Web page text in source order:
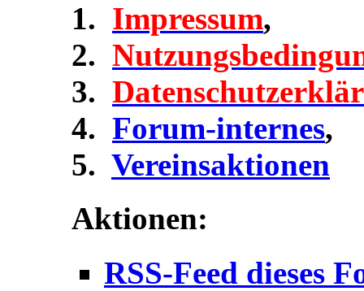
Impressum,
Forum-internes,
Vereinsaktionen
Aktionen:
RSS-Feed dieses